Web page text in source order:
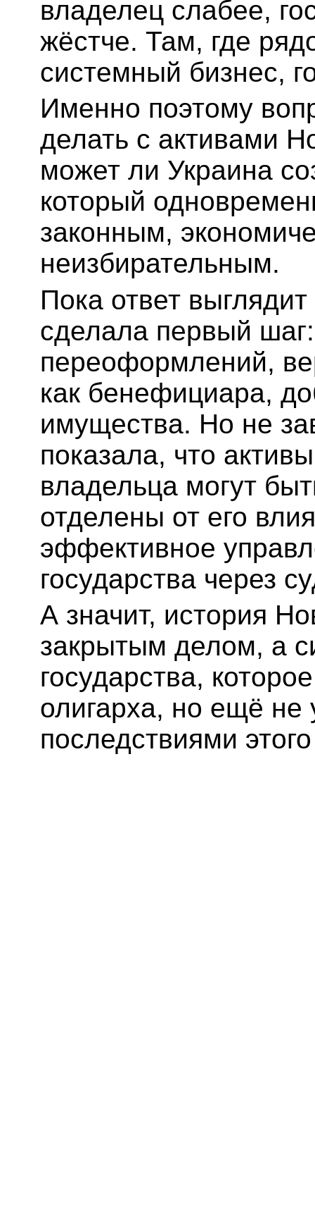
владелец слабее,
жёстче. Там, где
системный бизнес,
Именно поэтому
делать с активами
может ли Украина
который
законным,
неизбирательным.
Пока ответ
сделала первый
переоформлений,
как бенефициара,
имущества. Но не
показала, что
владельца могут
отделены от его
эффективное
государства через
А значит, история
закрытым делом, а
государства,
олигарха, но ещё не
последствиями